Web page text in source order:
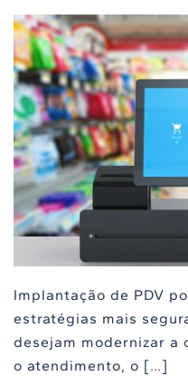
Implantação de PDV
estratégias mais
desejam modernizar a
o atendimento, o […]